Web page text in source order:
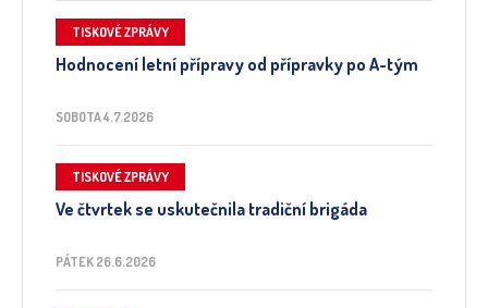
TISKOVÉ ZPRÁVY
Hodnocení letní přípravy od přípravky po A-tým
SOBOTA 4.7.2026
TISKOVÉ ZPRÁVY
Ve čtvrtek se uskutečnila tradiční brigáda
PÁTEK 26.6.2026